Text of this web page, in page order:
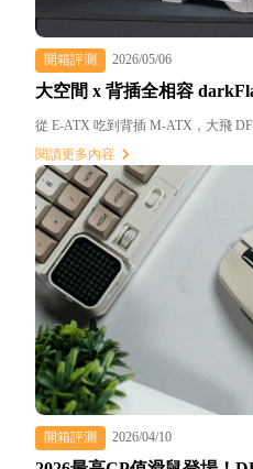
開箱評測 2026/05/06
大空間 x 背插全相容
從 E-ATX 吃到背插 M-ATX，大飛
閱讀更多內容
開箱評測 2026/04/10